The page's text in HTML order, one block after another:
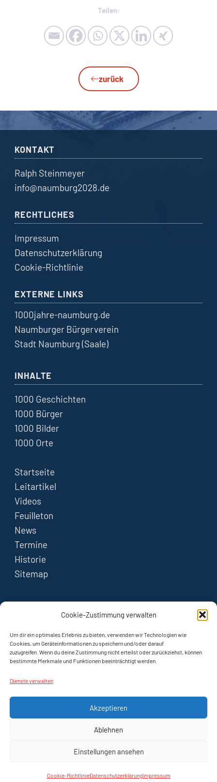
Cookie-Zustimmung verwalten
Um dir ein optimales Erlebnis zu bieten, verwenden wir Technologien wie
Cookies, um Geräteinformationen zu speichern und/oder darauf
zuzugreifen. Wenn du deine Zustimmung nicht erteilst oder zurückziehst, können
bestimmte Merkmale und Funktionen beeinträchtigt werden.
Dienste verwalten
Akzeptieren
Ablehnen
Einstellungen ansehen
Cookie-RichtlinieDatenschutzerklärungImpressum
Teilen:
zurück
KONTAKT
Ralph Steinmeyer
info@naumburg2028.de
RECHTLICHES
Impressum
Datenschutzerklärung
Cookie-Richtlinie
EXTERNE LINKS
1000jahre-naumburg.de
Naumburger Bürgerverein
Stadt Naumburg (Saale)
INHALTE
1000 Geschichten
1000 Bürger
1000 Bilder
1000 Orte
Startseite
Leitartikel
Videos
Feuilleton
News
Termine
Historie
Sitemap
Instagram
YouTube
Steinmeyer
Webdesign:www.hummelsrichtung.de